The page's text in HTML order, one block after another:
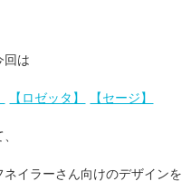
回は
【ロゼッタ】 【セージ】
ネイラーさん向けのデザインを